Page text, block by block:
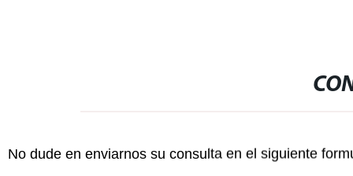
No dude en enviarnos su consulta en el siguiente